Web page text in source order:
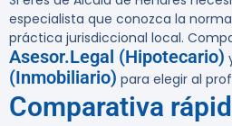
especialista que conozca la
práctica jurisdiccional local.
Asesor.Legal (Hipotecario)
(Inmobiliario) para elegir al
Comparativa